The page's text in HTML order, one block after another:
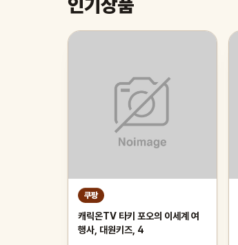
쿠팡
캐릭온TV 타키 포오의 이세계 여
행사, 대원키즈, 4